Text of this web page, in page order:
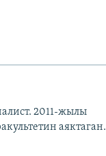
2011-жылы
аяктаган.